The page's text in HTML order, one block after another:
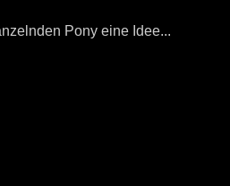
Pony eine Idee...